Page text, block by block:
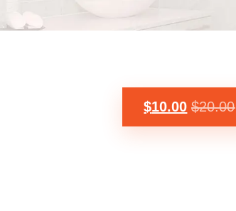
$20.00
$10.00